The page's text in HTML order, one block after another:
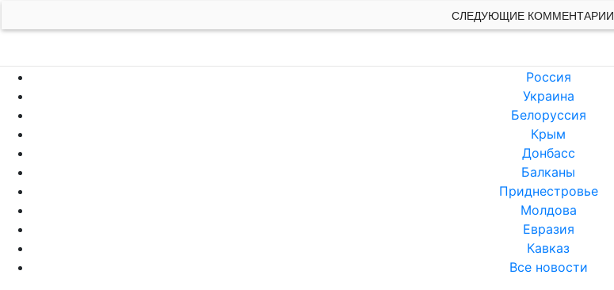
СЛЕДУЮЩИЕ КОММЕНТАРИИ
Россия
Украина
Белоруссия
Крым
Донбасс
Балканы
Приднестровье
Молдова
Евразия
Кавказ
Все новости